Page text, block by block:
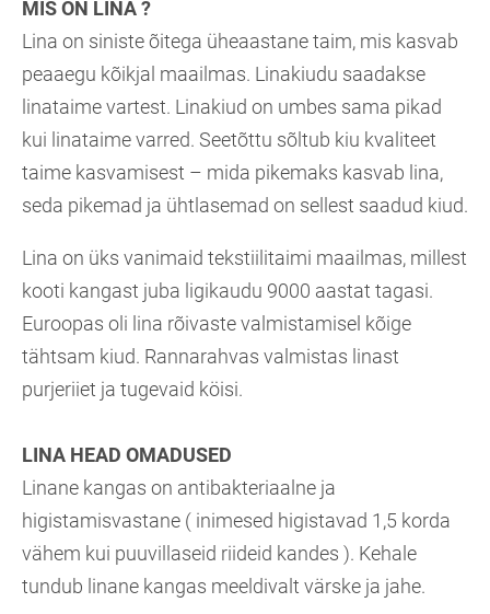
MIS ON LINA ?
Lina on siniste õitega üheaastane taim, mis kasvab
peaaegu kõikjal maailmas. Linakiudu saadakse
linataime vartest. Linakiud on umbes sama pikad
kui linataime varred. Seetõttu sõltub kiu kvaliteet
taime kasvamisest – mida pikemaks kasvab lina,
seda pikemad ja ühtlasemad on sellest saadud kiud.
Lina on üks vanimaid tekstiilitaimi maailmas, millest
kooti kangast juba ligikaudu 9000 aastat tagasi.
Euroopas oli lina rõivaste valmistamisel kõige
tähtsam kiud. Rannarahvas valmistas linast
purjeriiet ja tugevaid köisi.
LINA HEAD OMADUSED
Linane kangas on antibakteriaalne ja
higistamisvastane ( inimesed higistavad 1,5 korda
vähem kui puuvillaseid riideid kandes ). Kehale
tundub linane kangas meeldivalt värske ja jahe.